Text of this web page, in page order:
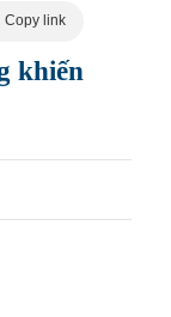
Copy link
khiến